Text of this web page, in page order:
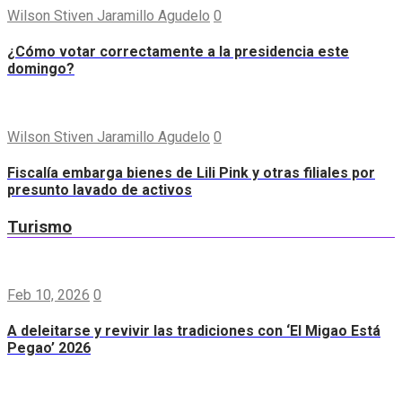
Wilson Stiven Jaramillo Agudelo 0
¿Cómo votar correctamente a la presidencia este
domingo?
Wilson Stiven Jaramillo Agudelo 0
Fiscalía embarga bienes de Lili Pink y otras filiales por
presunto lavado de activos
Turismo
Feb 10, 2026 0
A deleitarse y revivir las tradiciones con ‘El Migao Está
Pegao’ 2026